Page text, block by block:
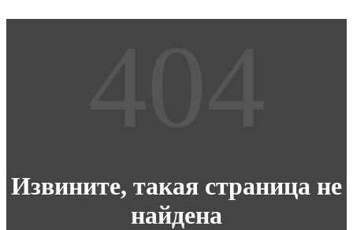
Извините, такая страница не
найдена